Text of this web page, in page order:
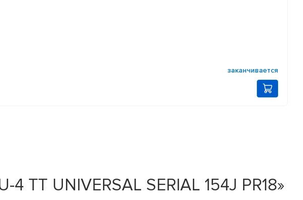
заканчивается
UNIVERSAL SERIAL 154J PR18»